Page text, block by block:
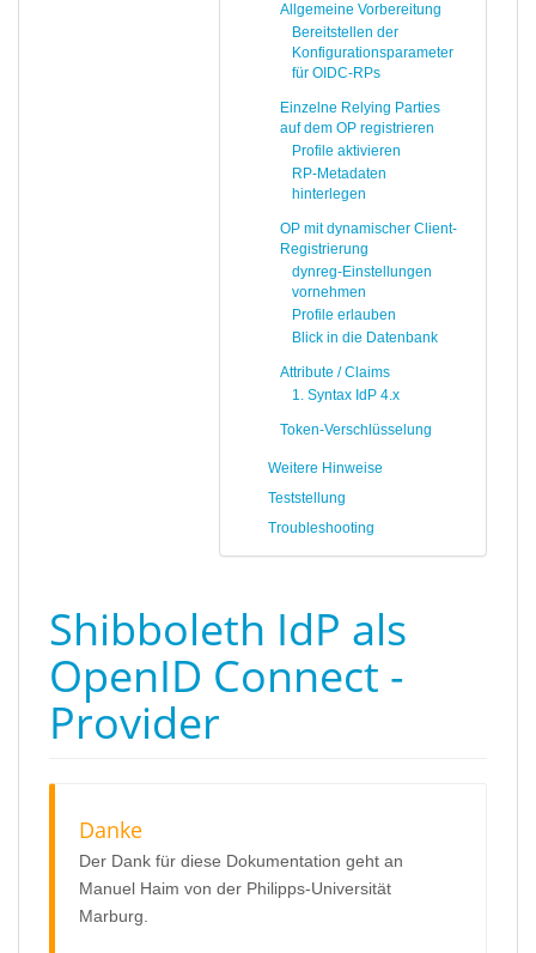
Allgemeine Vorbereitung
Bereitstellen der
Konfigurationsparameter
für OIDC-RPs
Einzelne Relying Parties
auf dem OP registrieren
Profile aktivieren
RP-Metadaten
hinterlegen
OP mit dynamischer Client-
Registrierung
dynreg-Einstellungen
vornehmen
Profile erlauben
Blick in die Datenbank
Attribute / Claims
1. Syntax IdP 4.x
Token-Verschlüsselung
Weitere Hinweise
Teststellung
Troubleshooting
Shibboleth IdP als
OpenID Connect -
Provider
Danke
Der Dank für diese Dokumentation geht an
Manuel Haim von der Philipps-Universität
Marburg.